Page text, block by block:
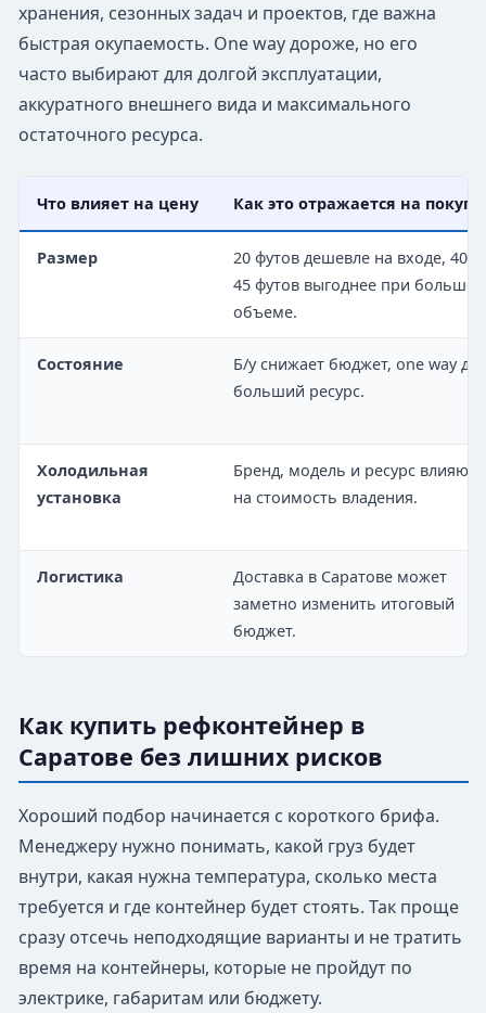
хранения, сезонных задач и проектов, где важна
быстрая окупаемость. One way дороже, но его
часто выбирают для долгой эксплуатации,
аккуратного внешнего вида и максимального
остаточного ресурса.
Что влияет на цену Как это отражается на
Размер
20 футов дешевле на входе, 40 и
45 футов выгоднее при
объеме.
Состояние
Б/у снижает бюджет, one way
больший ресурс.
Холодильная
установка
Бренд, модель и ресурс влияют
на стоимость владения.
Логистика
Доставка в Саратове может
заметно изменить итоговый
бюджет.
Как купить рефконтейнер в
Саратове без лишних рисков
Хороший подбор начинается с короткого брифа.
Менеджеру нужно понимать, какой груз будет
внутри, какая нужна температура, сколько места
требуется и где контейнер будет стоять. Так проще
сразу отсечь неподходящие варианты и не тратить
время на контейнеры, которые не пройдут по
электрике, габаритам или бюджету.